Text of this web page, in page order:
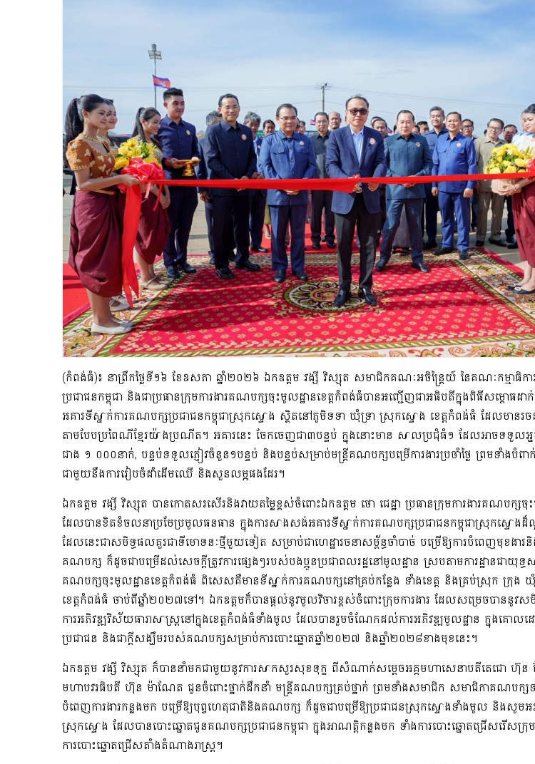
(កំពង់ធំ)៖ នាព្រឹកថ្ងៃទី១៦ ខែឧសភា ឆ្នាំ២០២៦ ឯកឧត្តម វង្សី វិស្សុត សមាជិកគណៈអចិន្ត្រៃយ៍ នៃគណៈកម្មាធិ
ប្រជាជនកម្ពុជា និងជាប្រធានក្រុមការងារគណបក្សចុះមូលដ្ឋានខេត្តកំពង់ធំបានអញ្ជើញជាអធិបតីក្នុងពិធីសម្ពោធដាក់
អគារទី​​ស្នាក់ការគណបក្សប្រជាជនកម្ពុជាស្រុកស្ទោង ស្ថិតនៅភូមិទទា ឃុំទ្រា ស្រុកស្ទោង ខេត្តកំពង់ធំ ដែលមានរ
តាមបែបប្រពៃណីខ្មែរយ៉ាងប្រណីត។ អគារនេះ ចែកចេញជា៣បន្ទប់ ក្នុងនោះមាន សាលប្រជុំធំ១ ដែលអាចទទួលអ្
ជាង ១ ០០០នាក់, បន្ទប់ទទួលភ្ញៀវ​ចំនួន១បន្ទប់ និងបន្ទប់​សម្រាប់មន្ត្រីគណ​បក្ស​បម្រើការងារប្រចាំថ្ងៃ ព្រមទាំងបំពា
ជាមួយនឹងការរៀបចំដាំដើមឈើ និងសួនលម្អផងដែរ។
ឯកឧត្តម វង្សី វិស្សុត បានកោតសរសើរនិង​វាយតម្លៃខ្ពស់​​​ចំពោះ​ឯកឧត្តម ថោ ជេដ្ឋា ប្រធានក្រុមការងារគណបក្សចុះ
ដែលបានខិតខំចលនាប្រមែប្រមូលធនធាន ក្នុងការសាងសង់អគារទី​ស្នាក់ការគណបក្ស​ប្រជាជន​កម្ពុជា​ស្រុក​ស្ទោងដ៏
ដែលនេះជាសមិទ្ធផលគួរជាទីមោទនៈថ្មីមួយទៀត សម្រាប់ជាហេដ្ឋារចនាសម្ព័ន្ធចាំបាច់ ​បម្រើឱ្យការបំពេញមុខងារ
គណបក្ស ក៏ដូចជាបម្រើដល់សេចក្ដីត្រូវការផ្សេងៗរបស់​បងប្អូន​ប្រជាពលរដ្ឋ​នៅ​មូលដ្ឋាន ស្របតាមការដ្ឋានជាយុទ្ធ
គណបក្សចុះមូលដ្ឋានខេត្តកំពង់ធំ ពិសេសគឺមានទីស្នាក់ការគណបក្សនៅគ្រប់កន្លែង ទាំងខេត្ត និងគ្រប់ស្រុក ក្រុង
ខេត្តកំពង់ធំ ចាប់ពីឆ្នាំ២០២៧ទៅ។ ឯកឧត្ដមក៏បានផ្ដល់នូវមូលវិចារខ្ពស់ចំពោះក្រុមការងារ ដែលសម្រេចបាននូវស
ការអភិវឌ្ឍវិស័យធារាសាស្ត្រនៅក្នុងខេត្តកំពង់ធំទាំងមូល ដែលបានរួមចំណែកដល់ការអភិវឌ្ឍមូលដ្ឋាន ក្នុងគោលដ
ប្រជាជន និងជាក្តីសង្ឃឹមរបស់គណបក្ស​សម្រាប់ការបោះឆ្នោតឆ្នាំ២០២៧ និងឆ្នាំ២០២៨ខាងមុខនេះ។
ឯកឧត្ដម វង្សី វិស្សុត ក៏បាននាំមកជាមួយនូវការសាកសួរសុខទុក្ខ ​ពីសំណាក់​សម្តេចអគ្គមហាសេនាបតី​តេជោ​ ហ៊ុន
មហាបវរធិបតី ហ៊ុន ម៉ាណែត ជូនចំពោះថ្នាក់ដឹកនាំ មន្ត្រីគណបក្សគ្រប់ថ្នាក់ ព្រមទាំងសមាជិក សមាជិកាគណបក្ស
បំពេញការងារកន្លងមក បម្រើឱ្យបុព្វហេតុជាតិនិងគណបក្ស ក៏ដូចជាបម្រើឱ្យប្រជាជនស្រុកស្ទោងទាំងមូល និងសូមអ
ស្រុកស្ទោង ដែលបានបោះឆ្នោតជូនគណបក្សប្រជាជនកម្ពុជា ក្នុងអាណត្តិកន្លងមក ទាំងការបោះឆ្នោតជ្រើសរើសក្រុម
ការបោះឆ្នោតជ្រើសតាំងតំណាងរាស្ត្រ។